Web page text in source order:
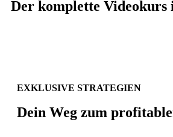
Der komplette
EXKLUSIVE STRATEGIEN
Dein Weg zum